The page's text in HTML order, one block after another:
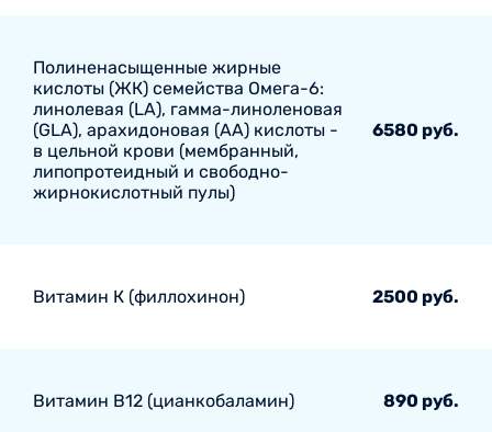
Полиненасыщенные жирные
кислоты (ЖК) семейства Омега-6:
линолевая (LA), гамма-линоленовая
(GLA), арахидоновая (AA) кислоты -
в цельной крови (мембранный,
липопротеидный и свободно-
жирнокислотный пулы)
6580 руб.
Витамин К (филлохинон) 2500 руб.
Витамин В12 (цианкобаламин) 890 руб.